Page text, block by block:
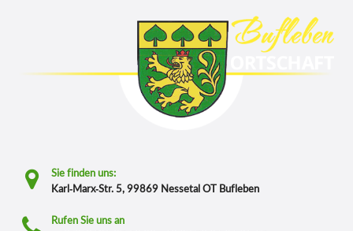
Sie finden uns:
Karl-Marx-Str. 5, 99869 Nessetal OT Bufleben
Rufen Sie uns an